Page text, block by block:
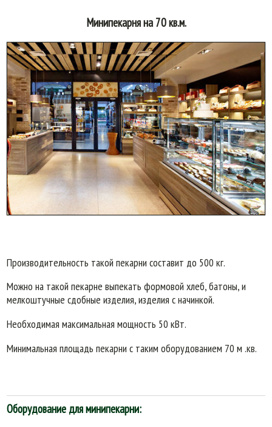
Минипекарня на 70 кв.м.
Производительность такой пекарни составит до 500 кг.
Можно на такой пекарне выпекать формовой хлеб, батоны, и
мелкоштучные сдобные изделия, изделия с начинкой.
Необходимая максимальная мощность 50 кВт.
Минимальная площадь пекарни с таким оборудованием 70 м .кв.
Оборудование для минипекарни: